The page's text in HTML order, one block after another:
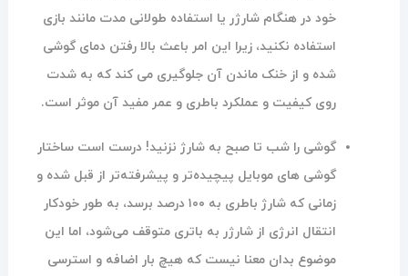
خود در هنگام شارژر یا استفاده طولانی مدت مانند بازی
استفاده نکنید، زیرا این امر باعث بالا رفتن دمای گوشی
شده و از خنک ماندن آن جلوگیری می کند که به شدت
روی کیفیت و عملکرد باطری و عمر مفید آن موثر است.
گوشی را شب تا صبح به شارژ نزنید! درست است ساختار
گوشی های موبایل پیچیده‌تر و پیشرفته‌تر از قبل شده و
زمانی که شارژ باطری به ۱۰۰ درصد برسد، به طور خودکار
انتقال انرژی از شارژر به باتری متوقف می‌شود، اما این
موضوع بدان معنا نیست که هیچ بار اضافه و استرسی